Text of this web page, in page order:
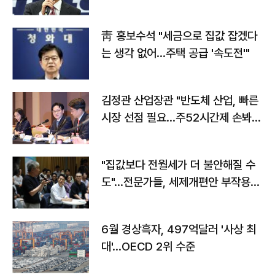
靑 홍보수석 "세금으로 집값 잡겠다
는 생각 없어…주택 공급 '속도전'"
김정관 산업장관 "반도체 산업, 빠른
시장 선점 필요…주52시간제 손봐
"집값보다 전월세가 더 불안해질 수
도"…전문가들, 세제개편안 부작용
6월 경상흑자, 497억달러 '사상 최
대'…OECD 2위 수준